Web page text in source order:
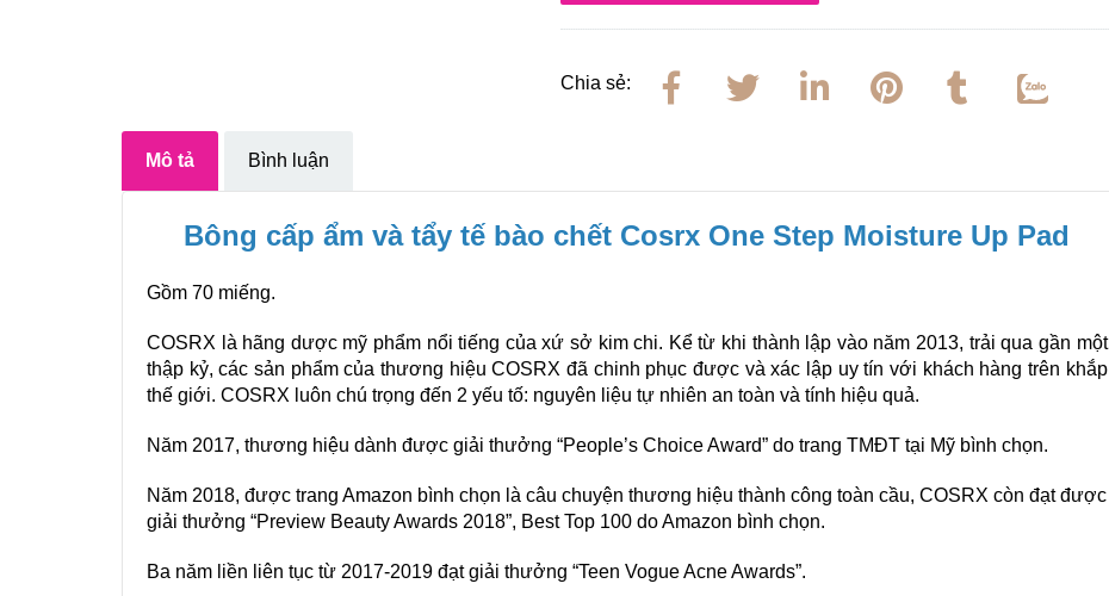
Chia sẻ:
Mô tả Bình luận
Bông cấp ẩm và tẩy tế bào chết Cosrx One Step Moisture Up Pad
Gồm 70 miếng.
COSRX là hãng dược mỹ phẩm nổi tiếng của xứ sở kim chi. Kể từ khi thành lập vào năm 2013, trải qua gần một
thập kỷ, các sản phẩm của thương hiệu COSRX đã chinh phục được và xác lập uy tín với khách hàng trên khắp
thế giới. COSRX luôn chú trọng đến 2 yếu tố: nguyên liệu tự nhiên an toàn và tính hiệu quả.
Năm 2017, thương hiệu dành được giải thưởng “People’s Choice Award” do trang TMĐT tại Mỹ bình chọn.
Năm 2018, được trang Amazon bình chọn là câu chuyện thương hiệu thành công toàn cầu, COSRX còn đạt được
giải thưởng “Preview Beauty Awards 2018”, Best Top 100 do Amazon bình chọn.
Ba năm liền liên tục từ 2017-2019 đạt giải thưởng “Teen Vogue Acne Awards”.